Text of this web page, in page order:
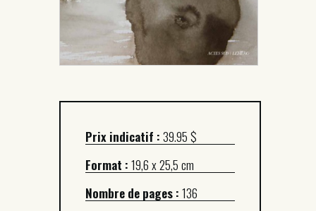
À PROPOS
Prix indicatif :39.95 $
Format :19,6 x 25,5 cm
Nombre de pages :136